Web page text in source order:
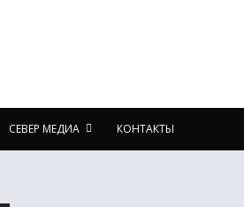
СЕВЕР МЕДИА КОНТАКТЫ